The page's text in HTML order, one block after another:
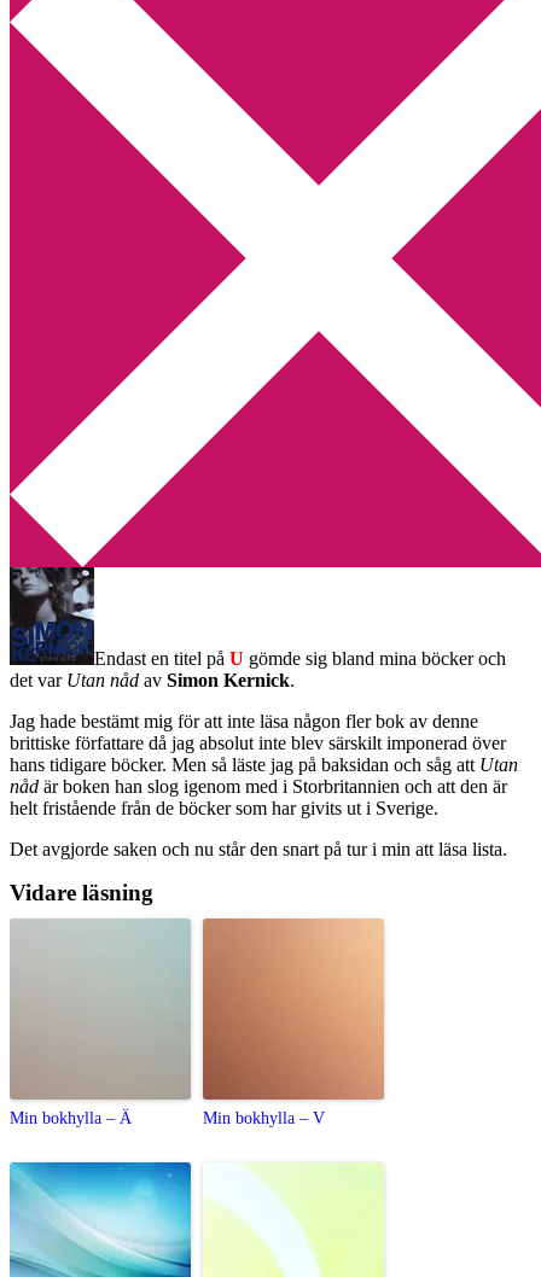
Deckare, kriminalromaner, thrillers
Hem
Boktolva
Författarfemman
Kontakt
Webbshop Amazon
Utskriftscentralen
Min tv-blogg
You are here:Home Min bokhylla Min bokhylla – U
Min bokhylla – U
2012-07-11 Annika
Endast en titel på U gömde sig bland mina böcker och
det var Utan nåd av Simon Kernick.
Jag hade bestämt mig för att inte läsa någon fler bok av denne
brittiske författare då jag absolut inte blev särskilt imponerad över
hans tidigare böcker. Men så läste jag på baksidan och såg att Utan
nåd är boken han slog igenom med i Storbritannien och att den är
helt fristående från de böcker som har givits ut i Sverige.
Det avgjorde saken och nu står den snart på tur i min att läsa lista.
Vidare läsning
Min bokhylla – Ä Min bokhylla – V